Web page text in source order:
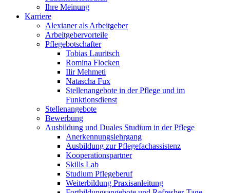
Ihre Meinung
Karriere
Alexianer als Arbeitgeber
Arbeitgebervorteile
Pflegebotschafter
Tobias Lauritsch
Romina Flocken
Ilir Mehmeti
Natascha Fux
Stellenangebote in der Pflege und im
Funktionsdienst
Stellenangebote
Bewerbung
Ausbildung und Duales Studium in der Pflege
Anerkennungslehrgang
Ausbildung zur Pflegefachassistenz
Kooperationspartner
Skills Lab
Studium Pflegeberuf
Weiterbildung Praxisanleitung